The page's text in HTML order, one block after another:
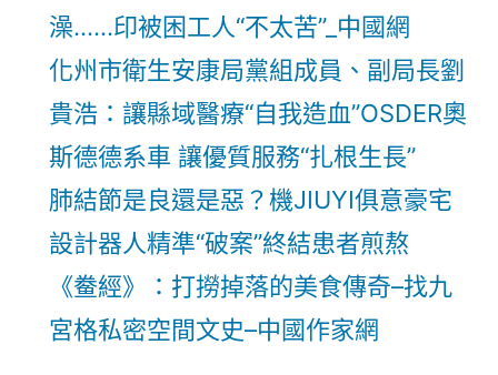
澡……印被困工人“不太苦”_中國網
化州市衛生安康局黨組成員、副局長劉
貴浩：讓縣域醫療“自我造血”OSDER奧
斯德德系車 讓優質服務“扎根生長”
肺結節是良還是惡？機JIUYI俱意豪宅
設計器人精準“破案”終結患者煎熬
《鲞經》：打撈掉落的美食傳奇–找九
宮格私密空間文史–中國作家網